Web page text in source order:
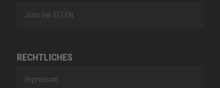
Jobs bei ELTEN
RECHTLICHES
Impressum